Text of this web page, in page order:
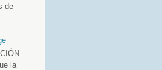
de
la